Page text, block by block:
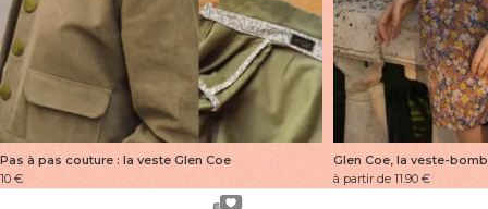
Pas à pas couture : la veste Glen Coe
10 €
Glen Coe, la veste-
à partir de 11.90 €